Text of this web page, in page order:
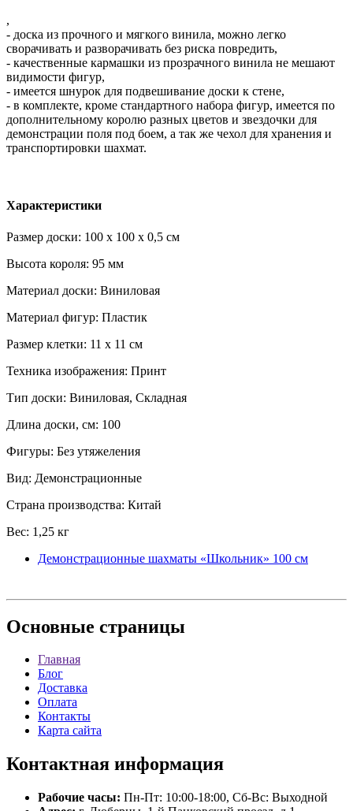
,
- доска из прочного и мягкого винила, можно легко
сворачивать и разворачивать без риска повредить,
- качественные кармашки из прозрачного винила не мешают
видимости фигур,
- имеется шнурок для подвешивание доски к стене,
- в комплекте, кроме стандартного набора фигур, имеется по
дополнительному королю разных цветов и звездочки для
демонстрации поля под боем, а так же чехол для хранения и
транспортировки шахмат.
Характеристики
Размер доски: 100 x 100 x 0,5 см
Высота короля: 95 мм
Материал доски: Виниловая
Материал фигур: Пластик
Размер клетки: 11 х 11 см
Техника изображения: Принт
Тип доски: Виниловая, Складная
Длина доски, см: 100
Фигуры: Без утяжеления
Вид: Демонстрационные
Страна производства: Китай
Вес: 1,25 кг
Демонстрационные шахматы «Школьник» 100 см
Основные страницы
Главная
Блог
Доставка
Оплата
Контакты
Карта сайта
Контактная информация
Рабочие часы: Пн-Пт: 10:00-18:00, Сб-Вс: Выходной